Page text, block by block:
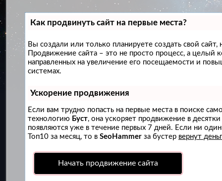
Как продвинуть сайт на первые места?
Вы создали или только планируете создать свой сайт,
Продвижение сайта – это не просто процесс, а целый
направленных на увеличение его посещаемости и
системах.
Ускорение продвижения
Если вам трудно попасть на первые места в поиске
технологию Буст, она ускоряет продвижение в
появляются уже в течение первых 7 дней. Если ни один
Топ10 за месяц, то в SeoHammer за бустер вернут
Начать продвижение сайта